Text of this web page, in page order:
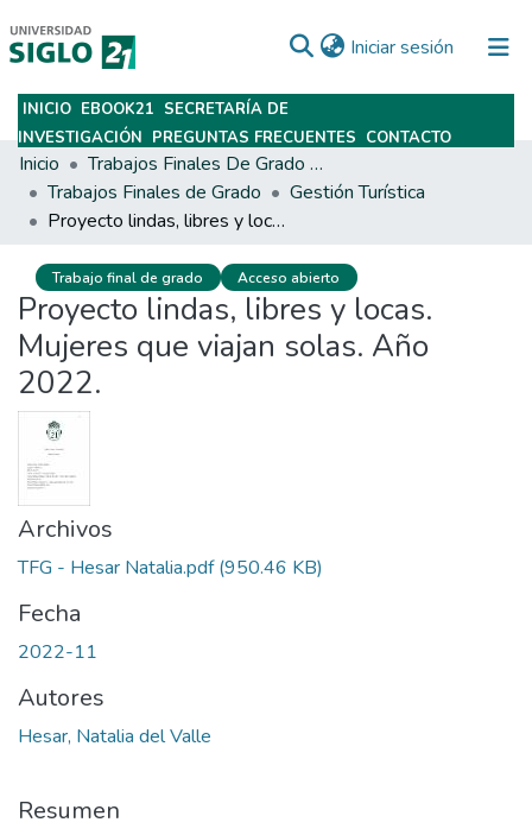
Iniciar sesión (current)
Subir
INICIO EBOOK21 SECRETARÍA DE
INVESTIGACIÓN PREGUNTAS FRECUENTES CONTACTO
Inicio
Trabajos Finales De Grado Y Posgrado
Trabajos Finales de Grado
Gestión Turística
Proyecto lindas, libres y locas. Mujeres que viajan solas. Año 2022.
Trabajo final de grado Acceso abierto
Proyecto lindas, libres y locas.
Mujeres que viajan solas. Año
2022.
Archivos
TFG - Hesar Natalia.pdf(950.46 KB)
Fecha
2022-11
Autores
Hesar, Natalia del Valle
Resumen